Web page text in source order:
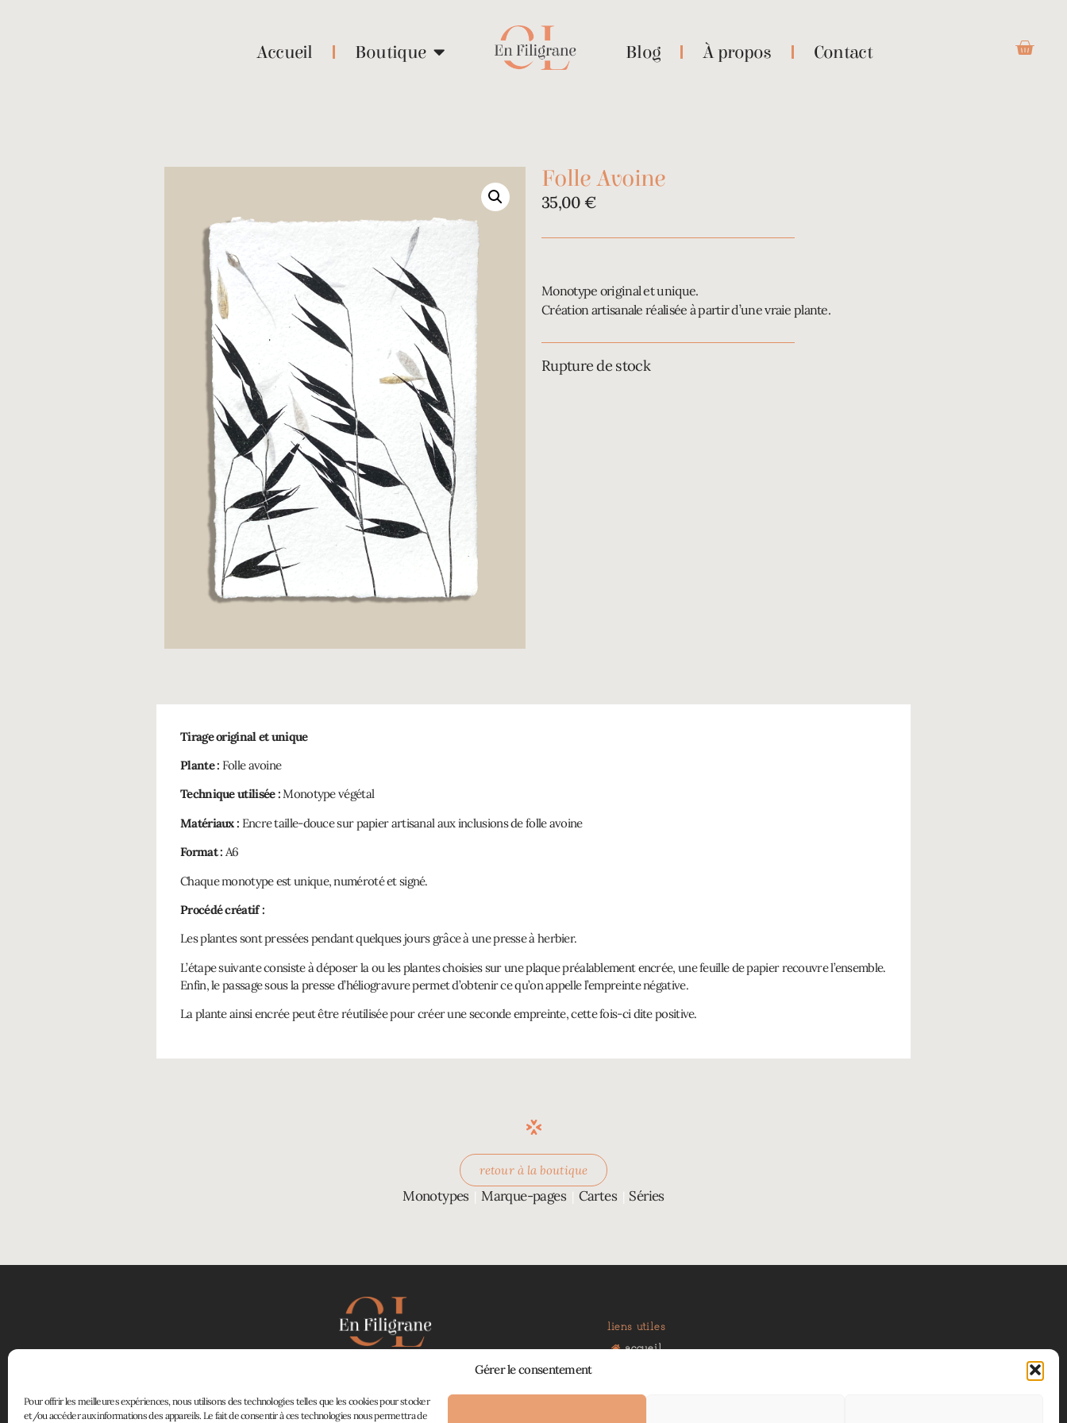
Gérer le consentement
Pour offrir les meilleures expériences, nous utilisons des technologies telles que les cookies pour stocker
et/ou accéder aux informations des appareils. Le fait de consentir à ces technologies nous permettra de
Accueil Boutique Blog À propos Contact
Folle Avoine
35,00 €
Monotype original et unique.
Création artisanale réalisée à partir d’une vraie plante.
Rupture de stock
Tirage original et unique
Plante : Folle avoine
Technique utilisée :Monotype végétal
Matériaux : Encre taille-douce sur papier artisanal aux inclusions de folle avoine
Format : A6
Chaque monotype est unique, numéroté et signé.
Procédé créatif :
Les plantes sont pressées pendant quelques jours grâce à une presse à herbier.
L’étape suivante consiste à déposer la ou les plantes choisies sur une plaque préalablement encrée, une feuille de papier recouvre l’ensemble.
Enfin, le passage sous la presse d’héliogravure permet d’obtenir ce qu’on appelle l’empreinte négative.
La plante ainsi encrée peut être réutilisée pour créer une seconde empreinte, cette fois-ci dite positive.
retour à la boutique
Monotypes| Marque-pages| Cartes| Séries
à la croisée de l’art et de la nature
liens utiles
accueil
contact